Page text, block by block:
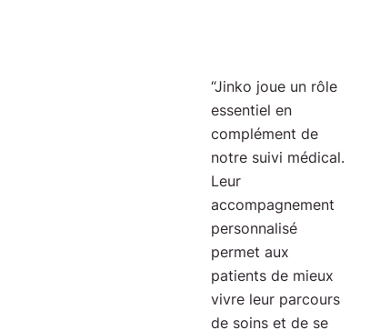
“Jinko joue un rôle
essentiel en
complément de
notre suivi médical.
Leur
accompagnement
personnalisé
permet aux
patients de mieux
vivre leur parcours
de soins et de se